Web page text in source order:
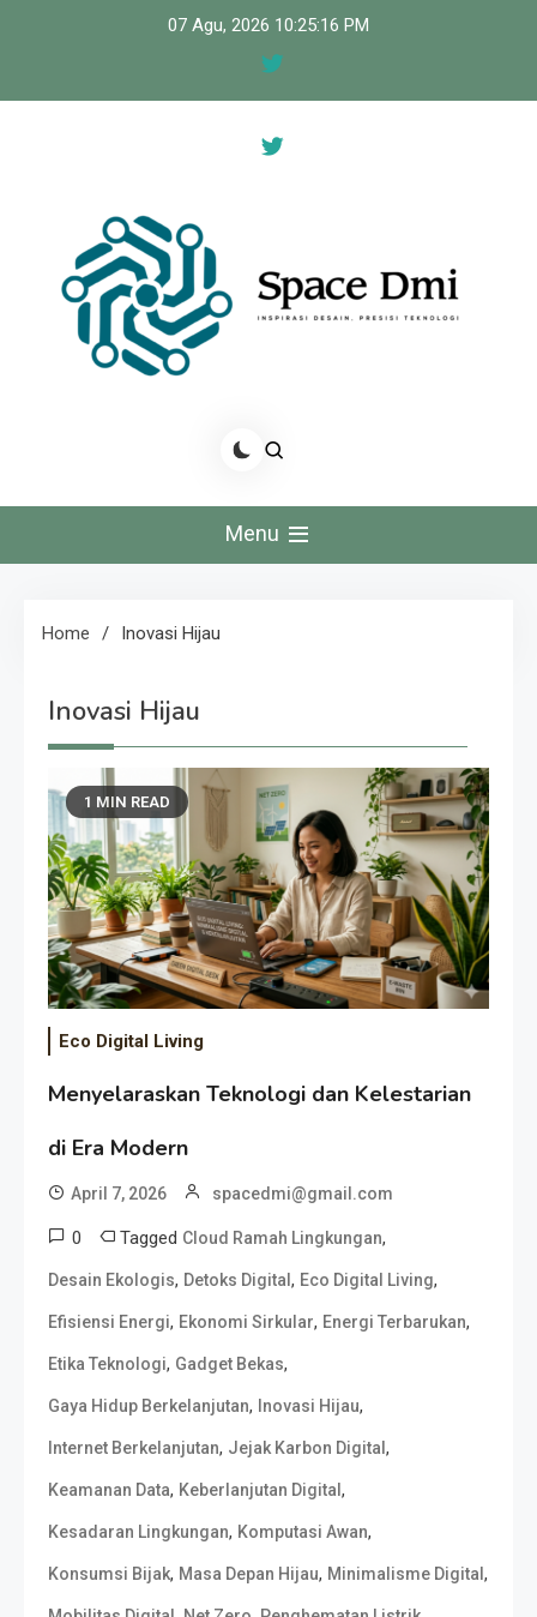
07 Agu, 2026 10:25:17 PM
Space Dmi
Menu
Home Inovasi Hijau
Inovasi Hijau
1 MIN READ
Eco Digital Living
Menyelaraskan Teknologi dan Kelestarian
di Era Modern
April 7, 2026 spacedmi@gmail.com
0 Tagged Cloud Ramah Lingkungan,
Desain Ekologis, Detoks Digital , Eco Digital Living,
Efisiensi Energi, Ekonomi Sirkular, Energi Terbarukan,
Etika Teknologi, Gadget Bekas,
Gaya Hidup Berkelanjutan, Inovasi Hijau,
Internet Berkelanjutan, Jejak Karbon Digital ,
Keamanan Data, Keberlanjutan Digital ,
Kesadaran Lingkungan, Komputasi Awan,
Konsumsi Bijak, Masa Depan Hijau, Minimalisme Digital ,